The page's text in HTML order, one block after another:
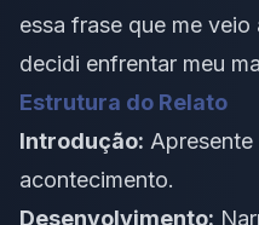
essa frase que me
decidi enfrentar meu
Estrutura do Relato
Introdução:
acontecimento.
Desenvolvimento: